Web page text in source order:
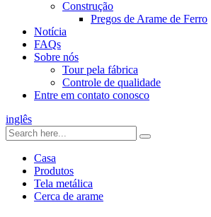
Construção
Pregos de Arame de Ferro
Notícia
FAQs
Sobre nós
Tour pela fábrica
Controle de qualidade
Entre em contato conosco
inglês
Casa
Produtos
Tela metálica
Cerca de arame